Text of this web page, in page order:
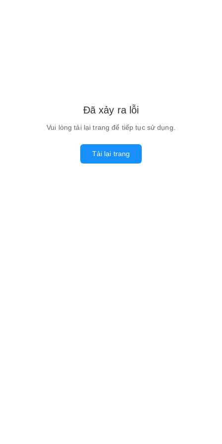
Đã xảy ra lỗi
Vui lòng tải lại trang để tiếp tục sử dụng.
Tải lại trang